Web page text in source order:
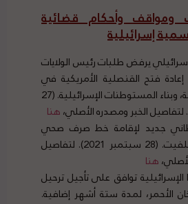
ومواقف وأحكام قضائية
إسرائيلية
يرفض طلبات رئيس الولايات
فتح القنصلية الأمريكية في
القدس الشرقية، وبناء المستوطنات الإسرائيلية. (27
هنا
جديد لإقامة خط صرف صحي
على أراضي سلفيت. (28 سبتمبر 2021). لتفاصيل
هنا
الإسرائيلية توافق على تأجيل ترحيل
الأحمر، لمدة ستة أشهر إضافية.